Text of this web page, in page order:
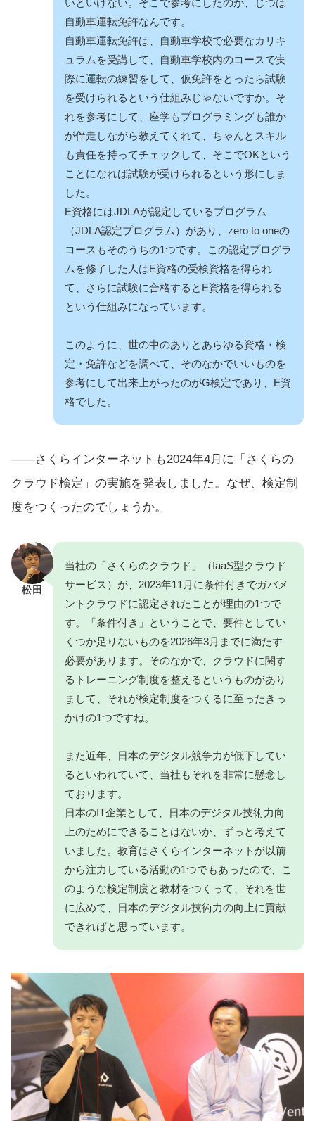
自動車運転免許なんです。
自動車運転免許は、自動車学校で必要なカリキ
ュラムを受講して、自動車学校内のコースで実
際に運転の練習をして、仮免許をとったら試験
を受けられるという仕組みじゃないですか。そ
れを参考にして、座学もプログラミングも誰か
が伴走しながら教えてくれて、ちゃんとスキル
も責任を持ってチェックして、そこでOKという
ことになれば試験が受けられるという形にしま
した。
E資格にはJDLAが認定しているプログラム
（JDLA認定プログラム ）があり、zero to oneの
コースもそのうちの1つです。この認定プログラ
ムを修了した人はE資格の受検資格を得られ
て、さらに試験に合格するとE資格を得られる
という仕組みになっています。
このように、世の中のありとあらゆる資格・検
定・免許などを調べて、そのなかでいいものを
参考にして出来上がったのがG検定であり、E資
格でした。
――さくらインターネットも2024年4月に
「さくらの
クラウド検定」の実施を発表 しました。なぜ、検定制
度をつくったのでしょうか。
松田
当社の「さくらのクラウド 」（IaaS型クラウド
サービス）が、 2023年11月に条件付きでガバメ
ントクラウドに認定されたことが理由の1つで
す。「条件付き」ということで、要件としてい
くつか足りないものを2026年3月までに満たす
必要があります。そのなかで、クラウドに関す
るトレーニング制度を整えるというものがあり
まして、それが検定制度をつくるに至ったきっ
かけの1つですね。
また近年、日本のデジタル競争力が低下してい
るといわれていて、当社もそれを非常に懸念し
ております。
日本のIT企業として、日本のデジタル技術力向
上のためにできることはないか、ずっと考えて
いました。教育はさくらインターネットが以前
から注力している活動の1つでもあったので、こ
のような検定制度と教材をつくって、それを世
に広めて、日本のデジタル技術力の向上に貢献
できればと思っています。